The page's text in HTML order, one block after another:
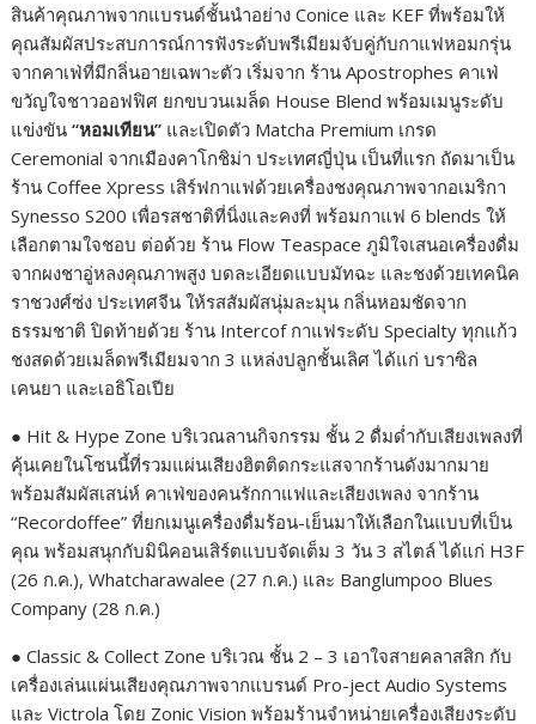
สินค้าคุณภาพจากแบรนด์ชั้นนำอย่าง Conice และ KEF ที่พร้อมให้
คุณสัมผัสประสบการณ์การฟังระดับพรีเมียมจับคู่กับกาแฟหอมกรุ่น
จากคาเฟ่ที่มีกลิ่นอายเฉพาะตัว เริ่มจาก ร้าน Apostrophes คาเฟ่
ขวัญใจชาวออฟฟิศ ยกขบวนเมล็ด House Blend พร้อมเมนูระดับ
แข่งขัน“หอมเทียน” และเปิดตัว Matcha Premium เกรด
Ceremonial จากเมืองคาโกชิม่า ประเทศญี่ปุ่น เป็นที่แรก ถัดมาเป็น
ร้าน Coffee Xpress เสิร์ฟกาแฟด้วยเครื่องชงคุณภาพจากอเมริกา
Synesso S200 เพื่อรสชาติที่นิ่งและคงที่ พร้อมกาแฟ 6 blends ให้
เลือกตามใจชอบ ต่อด้วย ร้าน Flow Teaspace ภูมิใจเสนอเครื่องดื่ม
จากผงชาอู่หลงคุณภาพสูง บดละเอียดแบบมัทฉะ และชงด้วยเทคนิค
ราชวงศ์ซ่ง ประเทศจีน ให้รสสัมผัสนุ่มละมุน กลิ่นหอมชัดจาก
ธรรมชาติ ปิดท้ายด้วย ร้าน Intercof กาแฟระดับ Specialty ทุกแก้ว
ชงสดด้วยเมล็ดพรีเมียมจาก 3 แหล่งปลูกชั้นเลิศ ได้แก่ บราซิล
เคนยา และเอธิโอเปีย
● Hit & Hype Zone บริเวณลานกิจกรรม ชั้น 2 ดื่มด่ำกับเสียงเพลงที่
คุ้นเคยในโซนนี้ที่รวมแผ่นเสียงฮิตติดกระแสจากร้านดังมากมาย
พร้อมสัมผัสเสน่ห์ คาเฟ่ของคนรักกาแฟและเสียงเพลง จากร้าน
“Recordoffee” ที่ยกเมนูเครื่องดื่มร้อน-เย็นมาให้เลือกในแบบที่เป็น
คุณ พร้อมสนุกกับมินิคอนเสิร์ตแบบจัดเต็ม 3 วัน 3 สไตล์ ได้แก่ H3F
(26 ก.ค.), Whatcharawalee (27 ก.ค.) และ Banglumpoo Blues
Company (28 ก.ค.)
● Classic & Collect Zone บริเวณ ชั้น 2 – 3 เอาใจสายคลาสสิก กับ
เครื่องเล่นแผ่นเสียงคุณภาพจากแบรนด์ Pro-ject Audio Systems
และ Victrola โดย Zonic Vision พร้อมร้านจำหน่ายเครื่องเสียงระดับ